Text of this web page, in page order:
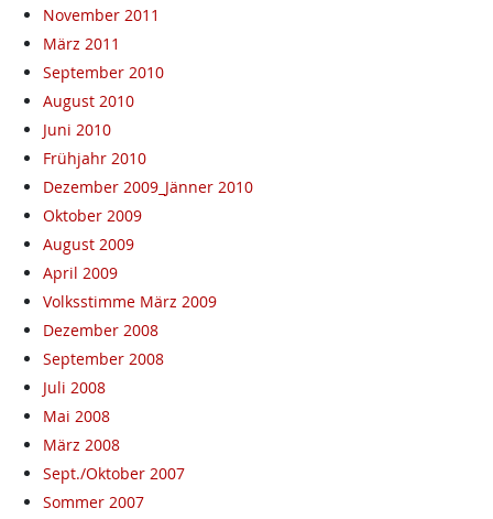
November 2011
März 2011
September 2010
August 2010
Juni 2010
Frühjahr 2010
Dezember 2009_Jänner 2010
Oktober 2009
August 2009
April 2009
Volksstimme März 2009
Dezember 2008
September 2008
Juli 2008
Mai 2008
März 2008
Sept./Oktober 2007
Sommer 2007